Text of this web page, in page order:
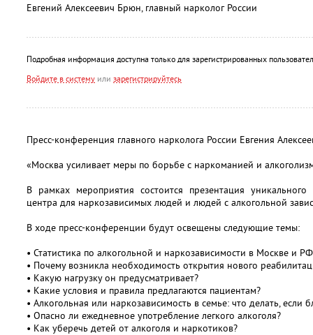
Евгений Алексеевич Брюн, главный нарколог России
Подробная информация доступна только для зарегистрированных
Войдите в систему или зарегистрируйтесь
Пресс-конференция главного нарколога России Евгения
«Москва усиливает меры по борьбе с наркоманией и
В рамках мероприятия состоится презентация уникального
центра для наркозависимых людей и людей с алкогольной
В ходе пресс-конференции будут освещены следующие темы:
• Статистика по алкогольной и наркозависимости в Москве и
• Почему возникла необходимость открытия нового
• Какую нагрузку он предусматривает?
• Какие условия и правила предлагаются пациентам?
• Алкогольная или наркозависимость в семье: что делать, если
• Опасно ли ежедневное употребление легкого алкоголя?
• Как уберечь детей от алкоголя и наркотиков?